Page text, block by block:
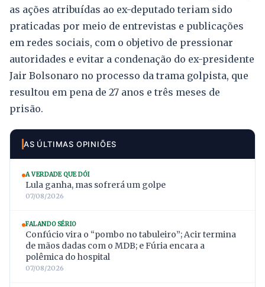
as ações atribuídas ao ex-deputado teriam sido
praticadas por meio de entrevistas e publicações
em redes sociais, com o objetivo de pressionar
autoridades e evitar a condenação do ex-presidente
Jair Bolsonaro no processo da trama golpista, que
resultou em pena de 27 anos e três meses de
prisão.
AS ÚLTIMAS OPINIÕES
A VERDADE QUE DÓI
Lula ganha, mas sofrerá um golpe
07/08/2026
FALANDO SÉRIO
Confúcio vira o “pombo no tabuleiro”; Acir termina
de mãos dadas com o MDB; e Fúria encara a
polêmica do hospital
07/08/2026